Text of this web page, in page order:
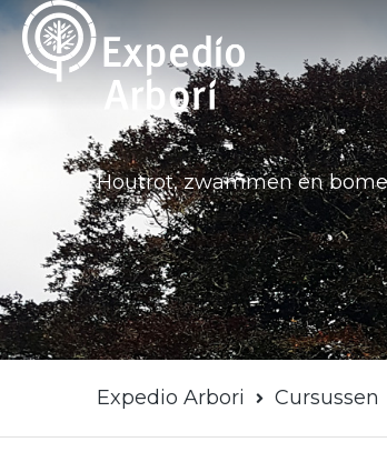
Ga
naar
Houtrot, zwammen en
Expedio Arbori Cursussen